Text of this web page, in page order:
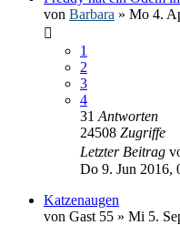
von Barbara » Mo 4.
1
2
3
4
31 Antworten
24508 Zugriffe
Letzter Beitrag
Do 9. Jun 2016,
Katzenaugen
von Gast 55 » Mi 5.